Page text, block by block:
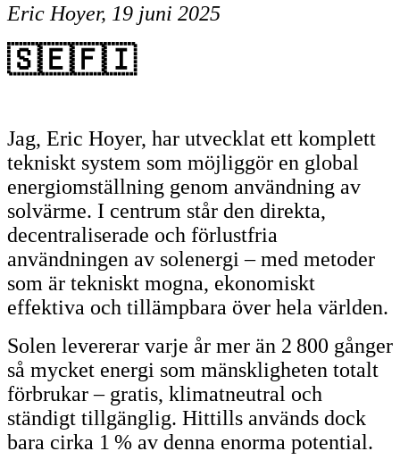
Eric Hoyer, 19 juni 2025
🇸🇪🇫🇮
Jag, Eric Hoyer, har utvecklat ett komplett
tekniskt system som möjliggör en global
energiomställning genom användning av
solvärme. I centrum står den direkta,
decentraliserade och förlustfria
användningen av solenergi – med metoder
som är tekniskt mogna, ekonomiskt
effektiva och tillämpbara över hela världen.
Solen levererar varje år mer än 2 800 gånger
så mycket energi som mänskligheten totalt
förbrukar – gratis, klimatneutral och
ständigt tillgänglig. Hittills används dock
bara cirka 1 % av denna enorma potential.